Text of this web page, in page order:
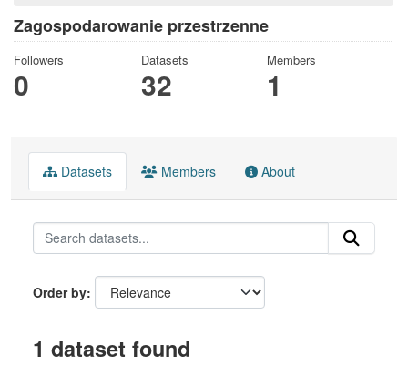
Zagospodarowanie przestrzenne
Followers
0
Datasets
32
Members
1
Datasets Members About
Order by
1 dataset found